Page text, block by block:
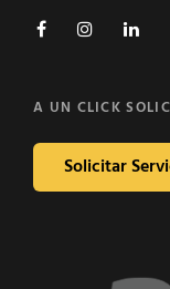
FacebookInstagram
A UN CLICK
Solicitar